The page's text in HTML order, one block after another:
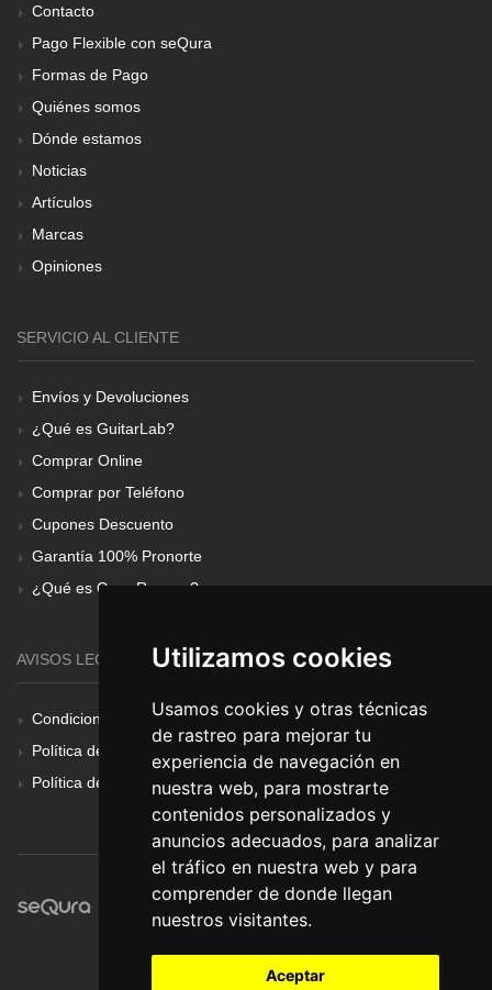
Utilizamos cookies
Usamos cookies y otras técnicas
de rastreo para mejorar tu
experiencia de navegación en
nuestra web, para mostrarte
contenidos personalizados y
anuncios adecuados, para analizar
el tráfico en nuestra web y para
comprender de donde llegan
nuestros visitantes.
Aceptar
Contacto
Pago Flexible con seQura
Formas de Pago
Quiénes somos
Dónde estamos
Noticias
Artículos
Marcas
Opiniones
SERVICIO AL CLIENTE
Envíos y Devoluciones
¿Qué es GuitarLab?
Comprar Online
Comprar por Teléfono
Cupones Descuento
Garantía 100% Pronorte
¿Qué es Gear Renove?
AVISOS LEGALES
Condiciones Generales
Política de Cookies
Política de Privacidad